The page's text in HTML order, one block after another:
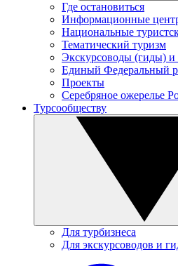
Где остановиться
Информационные
Национальные
Тематический туризм
Экскурсоводы (гиды) и
Единый Федеральный
Проекты
Серебряное ожерелье
Турсообществу
Для турбизнеса
Для экскурсоводов и